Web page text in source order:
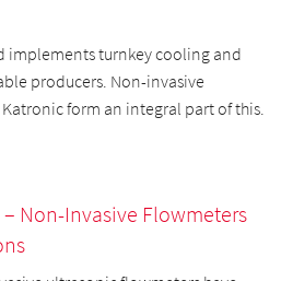
implements turnkey cooling and
producers. Non-invasive
form an integral part of this.
Non-Invasive Flowmeters